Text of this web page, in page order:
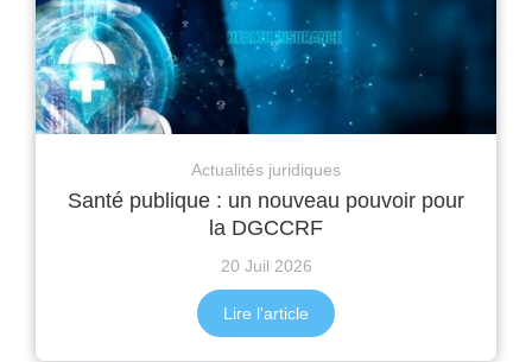
Actualités juridiques
Santé publique : un nouveau pouvoir pour
la DGCCRF
20 Juil 2026
Lire l'article